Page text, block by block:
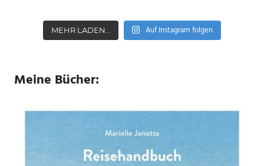
MEHR LADEN… Auf Instagram folgen
Meine Bücher: